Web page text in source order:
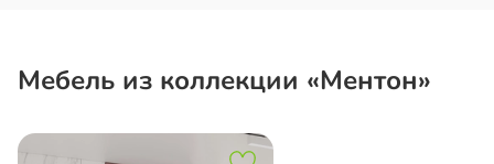
Мебель из коллекции «Ментон»